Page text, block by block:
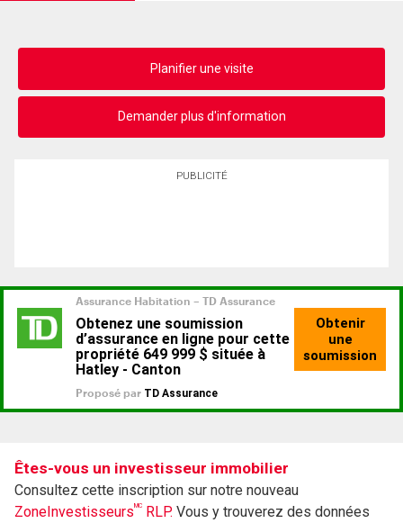
Planifier une visite
Demander plus d'information
PUBLICITÉ
Êtes-vous un investisseur immobilier
Consultez cette inscription sur notre nouveau
ZoneInvestisseursMC RLP. Vous y trouverez des données